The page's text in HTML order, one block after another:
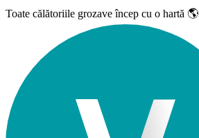
Toate călătoriile grozaveîncep cu o hartă 🌎